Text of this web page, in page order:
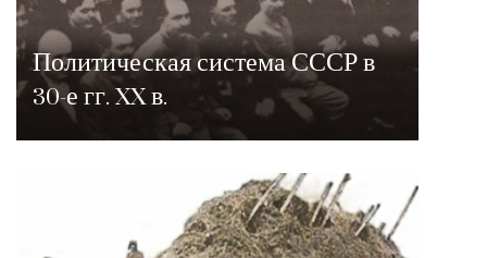
Политическая система СССР в
30-е гг. XX в.